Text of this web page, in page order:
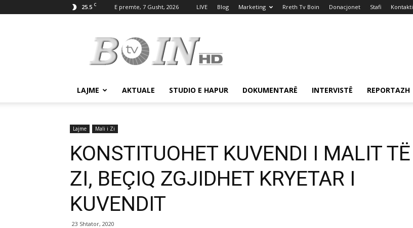
25.5 C E premte, 7 Gusht, 2026 LIVE Blog Marketing Rreth Tv Boin Donacjonet Stafi Kontakti
Boin
LAJME AKTUALE STUDIO E HAPUR DOKUMENTARË INTERVISTË REPORTAZH
Lajme Mali i Zi
KONSTITUOHET KUVENDI I MALIT TË
ZI, BEÇIQ ZGJIDHET KRYETAR I
KUVENDIT
23 Shtator, 2020